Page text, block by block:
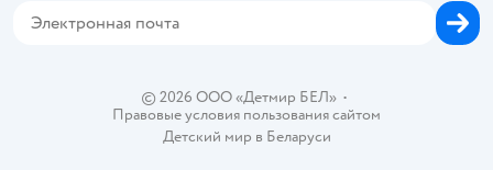
© 2026 ООО «Детмир БЕЛ»•
Правовые условия пользования сайтом
Детский мир в Беларуси